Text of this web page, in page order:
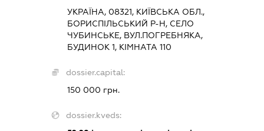
УКРАЇНА, 08321, КИЇВСЬКА ОБЛ.,
БОРИСПІЛЬСЬКИЙ Р-Н, СЕЛО
ЧУБИНСЬКЕ, ВУЛ.ПОГРЕБНЯКА,
БУДИНОК 1, КІМНАТА 110
dossier.capital:
150 000 грн.
dossier.kveds: